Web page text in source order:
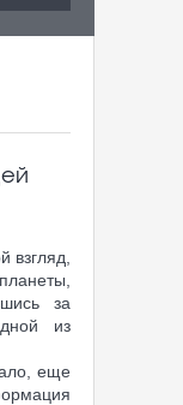
взгляд,
за
из
еще